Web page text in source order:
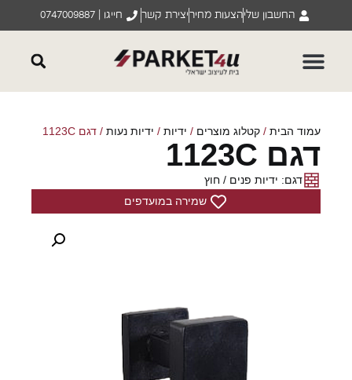
החשבון שליהצעות מחיריצירת קשר חייגו | 0747009887
עמוד הבית/קטלוג מוצרים/ידיות /ידיות נעות/ דגם 1123C
דגם 1123C
דגם: ידיות פנים / חוץ
שמירה במועדפים